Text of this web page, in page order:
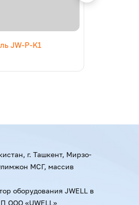
JW-P-K1
г. Ташкент, Мирзо-
МСГ, массив
оборудования JWELL в
ООО «UWELL»